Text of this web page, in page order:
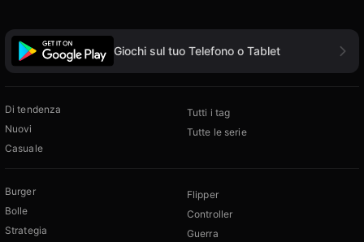
Giochi sul tuo Telefono o Tablet
Di tendenza
Nuovi
Casuale
Tutti i tag
Tutte le serie
Burger
Bolle
Strategia
Flipper
Controller
Guerra